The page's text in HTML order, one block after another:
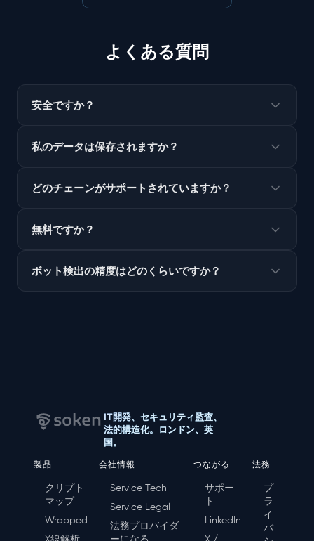
よくある質問
安全ですか？
私のデータは保存されますか？
どのチェーンがサポートされていますか？
無料ですか？
ボット検出の精度はどのくらいですか？
IT開発、セキュリティ監査、
法的構造化。ロンドン、英
国。
製品
クリプト
マップ
Wrapped
会社情報
Service Tech
Service Legal
法務プロバイダ
つながる
サポー
ト
LinkedIn
法務
プ
ラ
イ
バ